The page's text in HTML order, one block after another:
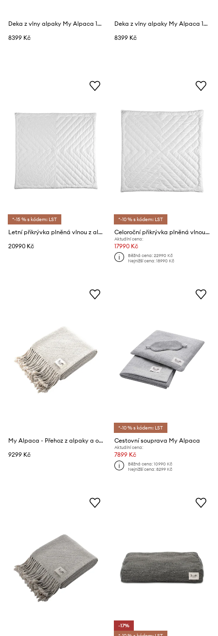
Deka z vlny alpaky My Alpaca 150 x 220 cm
8399 Kč
Deka z vlny alpaky My Alpaca 150 x 220 cm
8399 Kč
*-15 % s kódem: LST
Letní přikrývka plněná vlnou z alpaky My Alpaca 200 x 200 cm
20990 Kč
*-10 % s kódem: LST
Celoroční přikrývka plněná vlnou z alpaky My Alpaca 220 x 200 cm
Aktuální cena:
17990 Kč
Běžná cena:22990 Kč
Nejnižší cena:18990 Kč
My Alpaca - Přehoz z alpaky a organické bavlny 130 x 220 cm
9299 Kč
*-10 % s kódem: LST
Cestovní souprava My Alpaca
Aktuální cena:
7899 Kč
Běžná cena:10990 Kč
Nejnižší cena:8299 Kč
-17%